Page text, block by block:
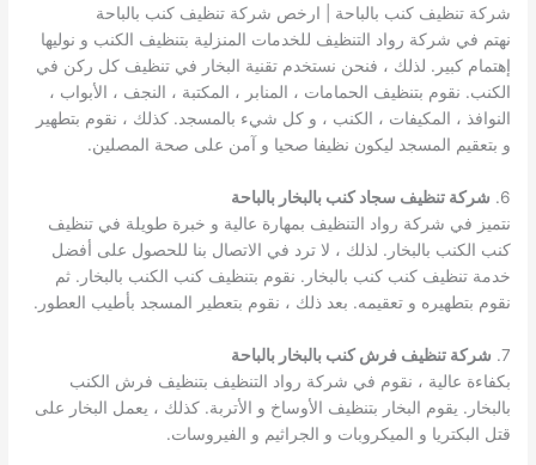
شركة تنظيف كنب بالباحة | ارخص شركة تنظيف كنب بالباحة
نهتم في شركة رواد التنظيف للخدمات المنزلية بتنظيف الكنب و نوليها
إهتمام كبير. لذلك ، فنحن نستخدم تقنية البخار في تنظيف كل ركن في
الكنب. نقوم بتنظيف الحمامات ، المنابر ، المكتبة ، النجف ، الأبواب ،
النوافذ ، المكيفات ، الكنب ، و كل شيء بالمسجد. كذلك ، نقوم بتطهير
و بتعقيم المسجد ليكون نظيفا صحيا و آمن على صحة المصلين.
6.
شركة تنظيف سجاد كنب بالبخار بالباحة
نتميز في شركة رواد التنظيف بمهارة عالية و خبرة طويلة في تنظيف
كنب الكنب بالبخار. لذلك ، لا ترد في الاتصال بنا للحصول على أفضل
خدمة تنظيف كنب كنب بالبخار. نقوم بتنظيف كنب الكنب بالبخار. ثم
نقوم بتطهيره و تعقيمه. بعد ذلك ، نقوم بتعطير المسجد بأطيب العطور.
7. شركة تنظيف فرش كنب بالبخار بالباحة
بكفاءة عالية ، نقوم في شركة رواد التنظيف بتنظيف فرش الكنب
بالبخار. يقوم البخار بتنظيف الأوساخ و الأتربة. كذلك ، يعمل البخار على
قتل البكتريا و الميكروبات و الجراثيم و الفيروسات.